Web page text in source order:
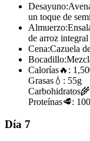
Desayuno:
un toque de
Almuerzo:
de arroz integral
Cena:Cazuela
Bocadillo:
Calorías🔥:
Grasas 💧: 55g
Carbohidratos
Proteínas🥩:
Día 7